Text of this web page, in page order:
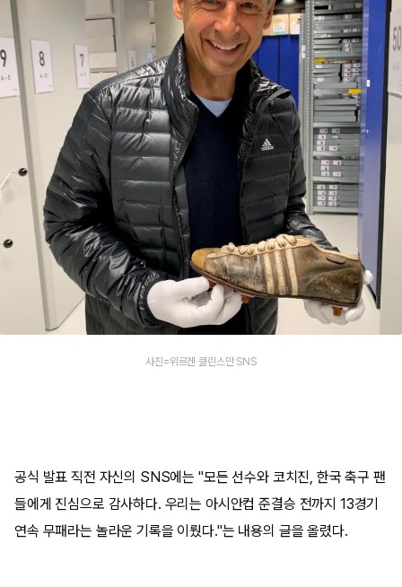
사진=위르겐 클린스만 SNS
공식 발표 직전 자신의 SNS에는 "모든 선수와 코치진, 한국 축구 팬
들에게 진심으로 감사하다. 우리는 아시안컵 준결승 전까지 13경기
연속 무패라는 놀라운 기록을 이뤘다."는 내용의 글을 올렸다.